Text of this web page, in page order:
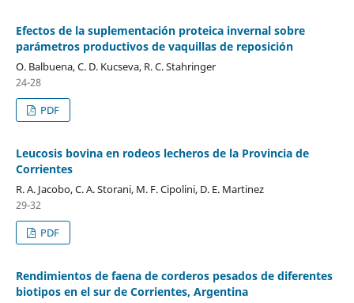
Efectos de la suplementación proteica invernal sobre
parámetros productivos de vaquillas de reposición
O. Balbuena, C. D. Kucseva, R. C. Stahringer
24-28
PDF
Leucosis bovina en rodeos lecheros de la Provincia de
Corrientes
R. A. Jacobo, C. A. Storani, M. F. Cipolini, D. E. Martinez
29-32
PDF
Rendimientos de faena de corderos pesados de diferentes
biotipos en el sur de Corrientes, Argentina